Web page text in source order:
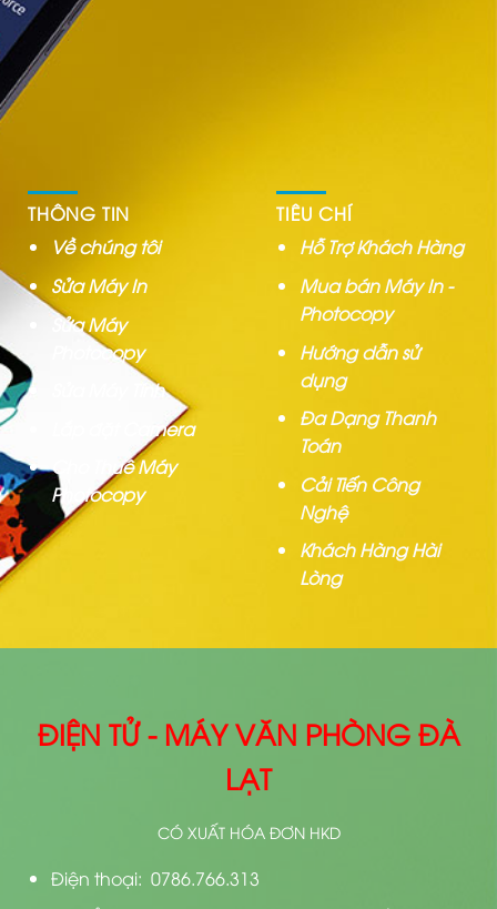
THÔNG TIN
Về chúng tôi
Sửa Máy In
Sửa Máy
Photocopy
Sửa Máy Tính
Lắp đặt Camera
Cho Thuê Máy
Photocopy
TIÊU CHÍ
Hỗ Trợ Khách Hàng
Mua bán Máy In -
Photocopy
Hướng dẫn sử
dụng
Đa Dạng Thanh
Toán
Cải Tiến Công
Nghệ
Khách Hàng Hài
Lòng
ĐIỆN TỬ - MÁY VĂN PHÒNG ĐÀ
LẠT
CÓ XUẤT HÓA ĐƠN HKD
Điện thoại: 0786.766.313